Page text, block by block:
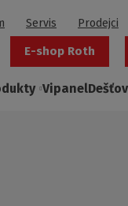
Servis Prodejci
E-shop Roth
Vipanel